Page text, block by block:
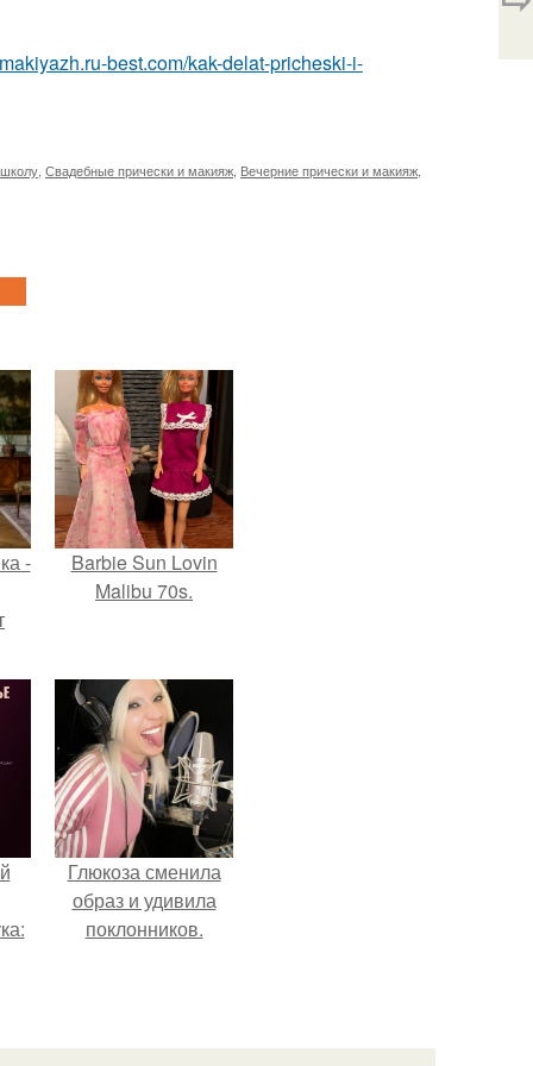
best.com/kak-delat-pricheski-i-
Свадебные прически и макияж Вечерние прически и макияж
-
и
Barbie Sun Lovin
Malibu 70s.
Глюкоза сменила
образ и удивила
поклонников.